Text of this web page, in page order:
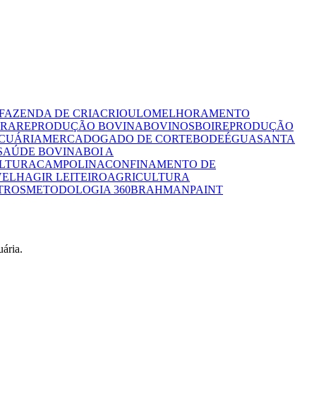
DE CRIACRIOULOMELHORAMENTO
REPRODUÇÃO BOVINABOVINOSBOIREPRODUÇÃO
MERCADOGADO DE CORTEBODEÉGUASANTA
BOVINABOI A
CAMPOLINACONFINAMENTO DE
GIR LEITEIROAGRICULTURA
METODOLOGIA 360BRAHMANPAINT